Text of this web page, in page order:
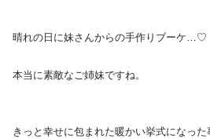
晴れの日に妹さんからの手作りブーケ…♡
本当に素敵なご姉妹ですね。
きっと幸せに包まれた暖かい挙式になった